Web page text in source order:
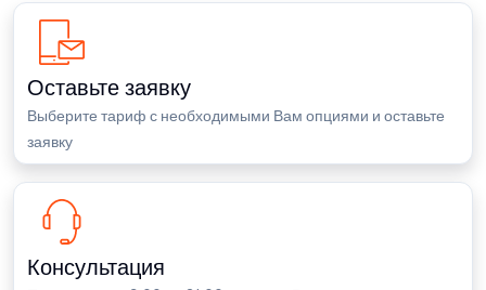
Оставьте заявку
Выберите тариф с необходимыми Вам опциями и оставьте
заявку
Консультация